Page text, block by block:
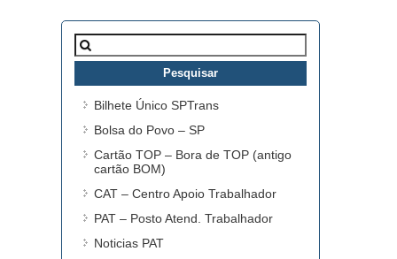
Pesquisar
por:
Bilhete Único SPTrans
Bolsa do Povo – SP
Cartão TOP – Bora de TOP (antigo
cartão BOM)
CAT – Centro Apoio Trabalhador
PAT – Posto Atend. Trabalhador
Noticias PAT